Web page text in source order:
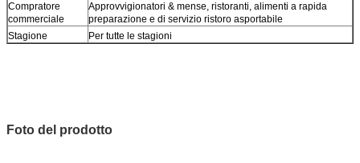
Compratore
commerciale
Approvvigionatori & mense, ristoranti, alimenti a rapida
preparazione e di servizio ristoro asportabile
Stagione
Per tutte le stagioni
Foto del prodotto